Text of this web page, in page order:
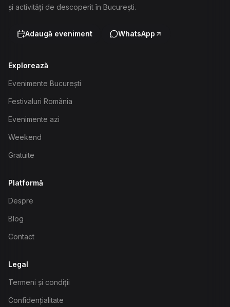
și activități de descoperit în București.
Adaugă eveniment WhatsApp
Explorează
Evenimente București
Festivaluri România
Evenimente azi
Weekend
Gratuite
Platformă
Despre
Blog
Contact
Legal
Termeni și condiții
Confidențialitate